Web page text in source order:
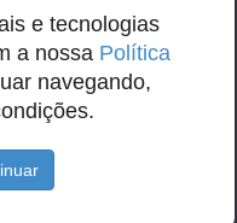
e tecnologias
a nossa Política
navegando,